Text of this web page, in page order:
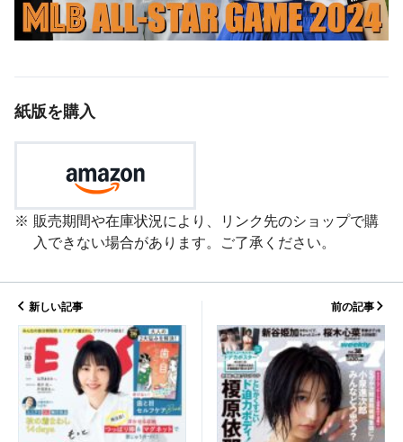
紙版を購入
販売期間や在庫状況により、リンク先のショップで購
入できない場合があります。ご了承ください。
新しい記事 前の記事